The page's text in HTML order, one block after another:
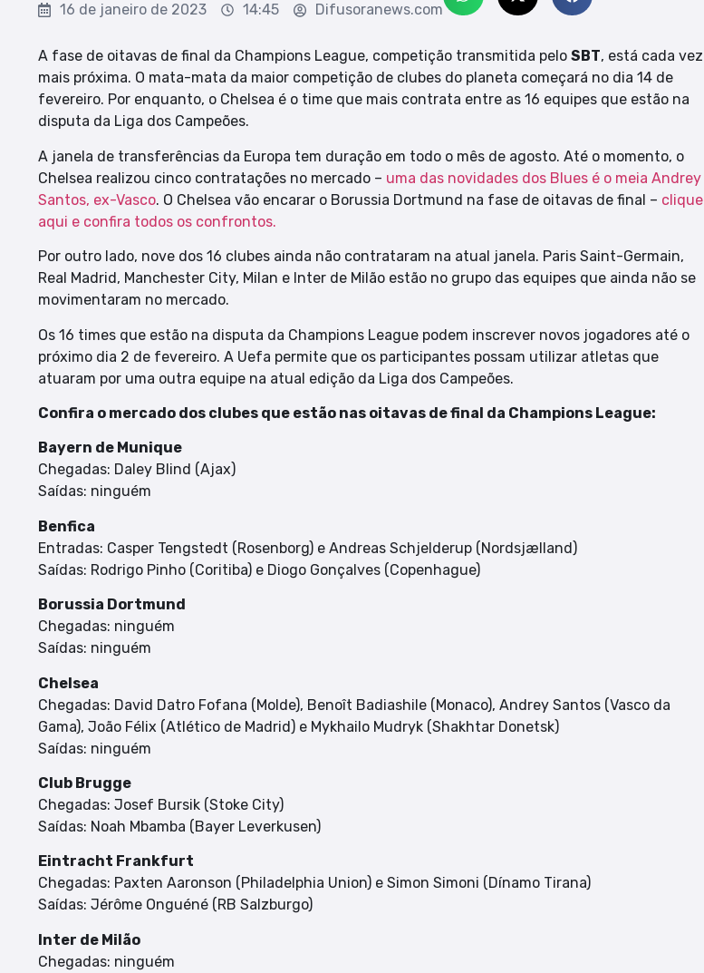
16 de janeiro de 2023 14:45 Difusoranews.com
A fase de oitavas de final da Champions League, competição transmitida pelo SBT, está cada vez
mais próxima. O mata-mata da maior competição de clubes do planeta começará no dia 14 de
fevereiro. Por enquanto, o Chelsea é o time que mais contrata entre as 16 equipes que estão na
disputa da Liga dos Campeões.
A janela de transferências da Europa tem duração em todo o mês de agosto. Até o momento, o
Chelsea realizou cinco contratações no mercado – uma das novidades dos Blues é o meia Andrey
Santos, ex-Vasco. O Chelsea vão encarar o Borussia Dortmund na fase de oitavas de final – clique
aqui e confira todos os confrontos.
Por outro lado, nove dos 16 clubes ainda não contrataram na atual janela. Paris Saint-Germain,
Real Madrid, Manchester City, Milan e Inter de Milão estão no grupo das equipes que ainda não se
movimentaram no mercado.
Os 16 times que estão na disputa da Champions League podem inscrever novos jogadores até o
próximo dia 2 de fevereiro. A Uefa permite que os participantes possam utilizar atletas que
atuaram por uma outra equipe na atual edição da Liga dos Campeões.
Confira o mercado dos clubes que estão nas oitavas de final da Champions League:
Bayern de Munique
Chegadas: Daley Blind (Ajax)
Saídas: ninguém
Benfica
Entradas: Casper Tengstedt (Rosenborg) e Andreas Schjelderup (Nordsjælland)
Saídas: Rodrigo Pinho (Coritiba) e Diogo Gonçalves (Copenhague)
Borussia Dortmund
Chegadas: ninguém
Saídas: ninguém
Chelsea
Chegadas: David Datro Fofana (Molde), Benoît Badiashile (Monaco), Andrey Santos (Vasco da
Gama), João Félix (Atlético de Madrid) e Mykhailo Mudryk (Shakhtar Donetsk)
Saídas: ninguém
Club Brugge
Chegadas: Josef Bursik (Stoke City)
Saídas: Noah Mbamba (Bayer Leverkusen)
Eintracht Frankfurt
Chegadas: Paxten Aaronson (Philadelphia Union) e Simon Simoni (Dínamo Tirana)
Saídas: Jérôme Onguéné (RB Salzburgo)
Inter de Milão
Chegadas: ninguém